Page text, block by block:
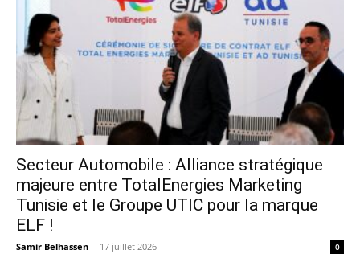
Secteur Automobile : Alliance stratégique
majeure entre TotalEnergies Marketing
Tunisie et le Groupe UTIC pour la marque
ELF !
Samir Belhassen - 17 juillet 2026 0